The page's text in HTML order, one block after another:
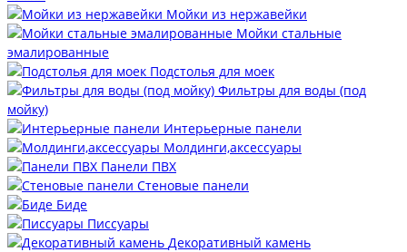
Мойки из нержавейки
Мойки стальные
эмалированные
Подстолья для моек
Фильтры для воды (под
мойку)
Интерьерные панели
Молдинги,аксессуары
Панели ПВХ
Стеновые панели
Биде
Писсуары
Декоративный камень